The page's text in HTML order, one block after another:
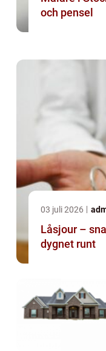
och pensel
03 juli 2026
Låsjour –
dygnet runt